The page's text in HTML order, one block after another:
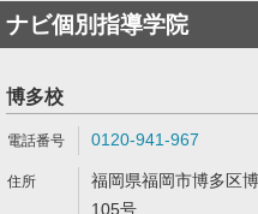
ナビ個別指導学院
博多校
0120-941-967
福岡県福岡市博多区
105号